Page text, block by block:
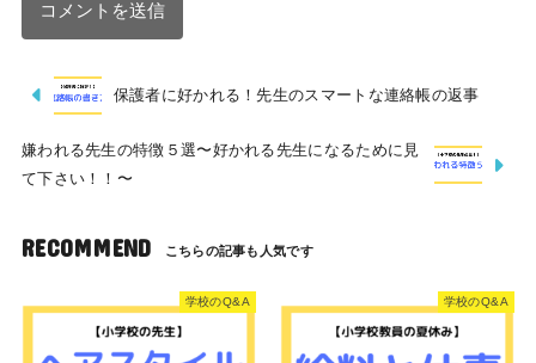
保護者に好かれる！先生のスマートな連絡帳の返事
嫌われる先生の特徴５選〜好かれる先生になるために見
て下さい！！〜
RECOMMEND
学校のQ&A 学校のQ&A